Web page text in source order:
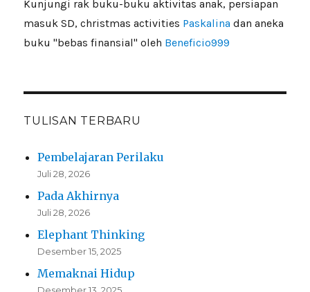
Kunjungi rak buku-buku aktivitas anak, persiapan
masuk SD, christmas activities Paskalinadan aneka
buku "bebas finansial" oleh Beneficio999
TULISAN TERBARU
Pembelajaran Perilaku
Juli 28, 2026
Pada Akhirnya
Juli 28, 2026
Elephant Thinking
Desember 15, 2025
Memaknai Hidup